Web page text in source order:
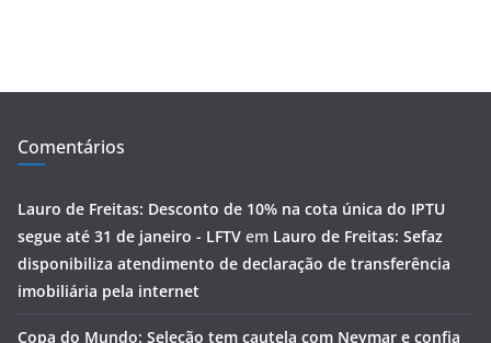
Comentários
Lauro de Freitas: Desconto de 10% na cota única do IPTU
segue até 31 de janeiro - LFTV em Lauro de Freitas: Sefaz
disponibiliza atendimento de declaração de transferência
imobiliária pela internet
Copa do Mundo: Seleção tem cautela com Neymar e confia